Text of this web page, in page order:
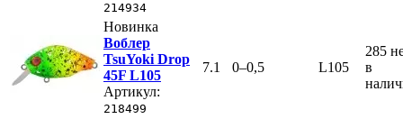
214934
Новинка
Воблер
TsuYoki Drop
45F L105
Артикул:
218499
7.1 0–0,5 L105
285
в